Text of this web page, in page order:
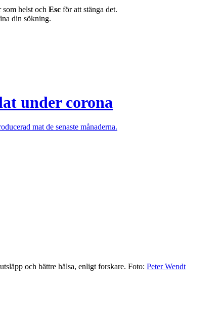
helst och Esc för att stänga det.
din sökning.
under corona
mat de senaste månaderna.
och bättre hälsa, enligt forskare. Foto: Peter Wendt